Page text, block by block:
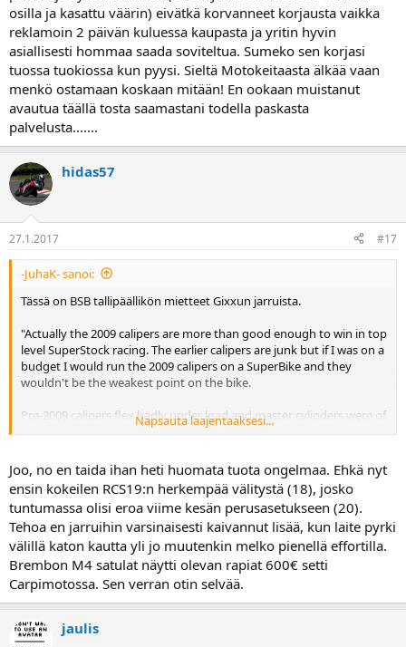
osilla ja kasattu väärin) eivätkä korvanneet korjausta vaikka
reklamoin 2 päivän kuluessa kaupasta ja yritin hyvin
asiallisesti hommaa saada soviteltua. Sumeko sen korjasi
tuossa tuokiossa kun pyysi. Sieltä Motokeitaasta älkää vaan
menkö ostamaan koskaan mitään! En ookaan muistanut
avautua täällä tosta saamastani todella paskasta
palvelusta.......
hidas57
27.1.2017 #17
-JuhaK- sanoi:
Tässä on BSB tallipäällikön mietteet Gixxun jarruista.
"Actually the 2009 calipers are more than good enough to win in top
level SuperStock racing. The earlier calipers are junk but if I was on a
budget I would run the 2009 calipers on a SuperBike and they
wouldn't be the weakest point on the bike.
Pre-2009 calipers flex badly under load and master cylinders were of
variable quality. We had some awesome ones and some that were
For racing we'd replace the calipers half way through each season."
Mulla oli ennen R6R satulat ja vaihdoin ne K9 1000 satuloihin. Jarrut
ei mennyt ainakaan huonommaksi ja parempi tuntuma aavistuksen
isompien mäntien takia (19x18 Brembo pääsylkkä).
Napsauta laajentaaksesi...
Joo, no en taida ihan heti huomata tuota ongelmaa. Ehkä nyt
ensin kokeilen RCS19:n herkempää välitystä (18), josko
tuntumassa olisi eroa viime kesän perusasetukseen (20).
Tehoa en jarruihin varsinaisesti kaivannut lisää, kun laite pyrki
välillä katon kautta yli jo muutenkin melko pienellä effortilla.
Brembon M4 satulat näytti olevan rapiat 600€ setti
Carpimotossa. Sen verran otin selvää.
jaulis